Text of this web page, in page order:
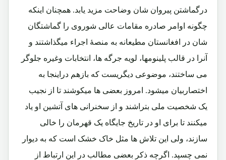
درگماشتن پیروان شان وضاحت مزید یابد. همچنان اینکه
چگونه اوامر صادره مقامات عالی شوروی را گماشتگان
شان در افغانستان مطیعانه به منصۀ اجراء میگذاشتند و
آنرا در قالب پلینومها، لویه جرگه ها، انتخابات وغیره جلوگر
می ساختند، موضوعی دیگریست که بازهم دراینجا به
اختصاربیان میشود. امروز بعضی ها میکوشند تا از نجیب
یک شخصیت ملی بتراشند و از سخنرانی های آتشین او یاد
میکنند تا برای او در تاریخ جایگاه یک قهرمان را خالی
سازند، ولی این تلاش ها مثل خاک خشک است که به دیوار
نمی چسپد. اگرچه ذکر بعضی مطالب در این ارتباط از